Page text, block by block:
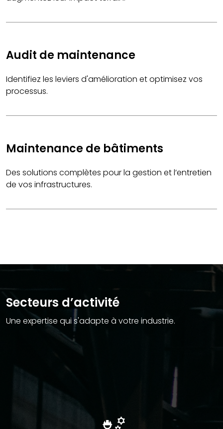
Audit de maintenance
Identifiez les leviers d'amélioration et optimisez vos
processus.
Maintenance de bâtiments
Des solutions complètes pour la gestion et l’entretien
de vos infrastructures.
Secteurs d’activité
Une expertise qui s'adapte à votre industrie.